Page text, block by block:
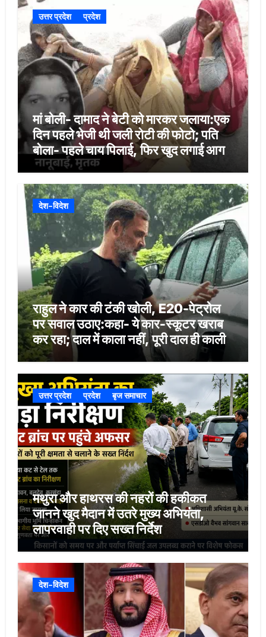
उत्तर प्रदेश प्रदेश
मां बोली- दामाद ने बेटी को मारकर जलाया:एक
दिन पहले भेजी थी जली रोटी की फोटो; पति
बोला- पहले चाय पिलाई, फिर खुद लगाई आग
देश-विदेश
राहुल ने कार की टंकी खोली, E20-पेट्रोल
पर सवाल उठाए:कहा- ये कार-स्कूटर खराब
कर रहा; दाल में काला नहीं, पूरी दाल ही काली
उत्तर प्रदेश प्रदेश बृज समाचार
मथुरा और हाथरस की नहरों की हकीकत
जानने खुद मैदान में उतरे मुख्य अभियंता,
लापरवाही पर दिए सख्त निर्देश
देश-विदेश